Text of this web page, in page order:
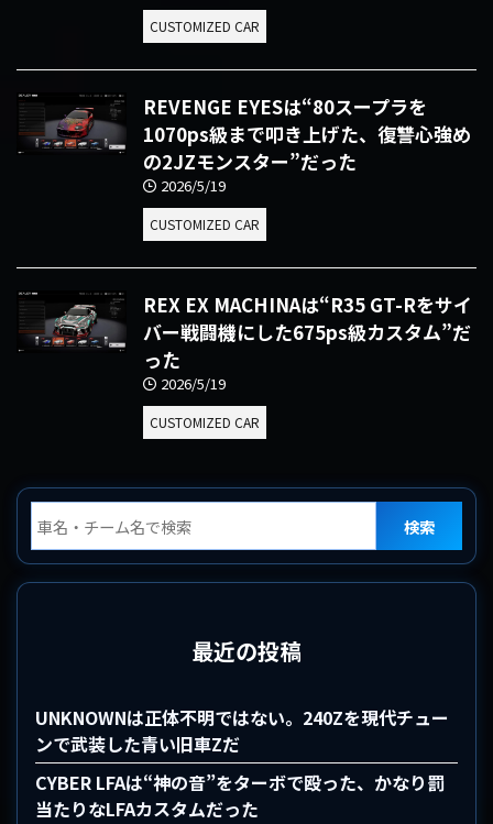
CUSTOMIZED CAR
REVENGE EYESは“80スープラを
1070ps級まで叩き上げた、復讐心強め
の2JZモンスター”だった
2026/5/19
CUSTOMIZED CAR
REX EX MACHINAは“R35 GT-Rをサイ
バー戦闘機にした675ps級カスタム”だ
った
2026/5/19
CUSTOMIZED CAR
検索
最近の投稿
UNKNOWNは正体不明ではない。240Zを現代チュー
ンで武装した青い旧車Zだ
CYBER LFAは“神の音”をターボで殴った、かなり罰
当たりなLFAカスタムだった